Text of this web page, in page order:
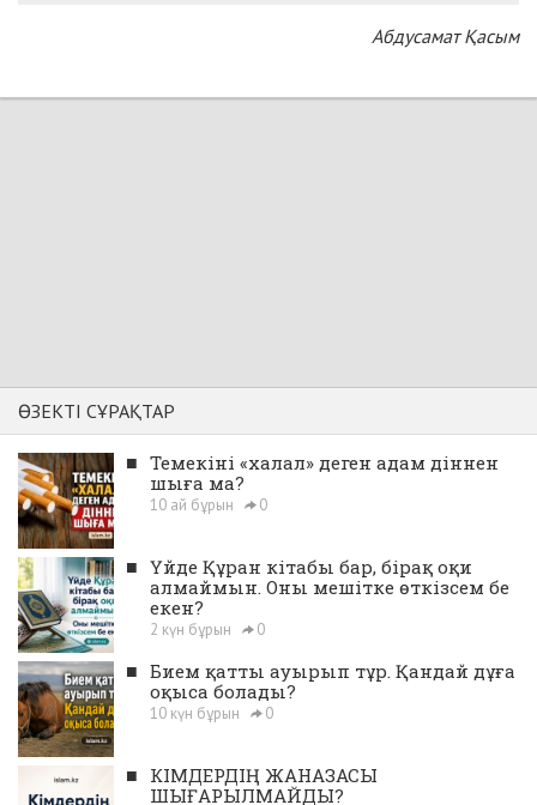
Абдусамат Қасым
ӨЗЕКТІ СҰРАҚТАР
■ Темекіні «халал» деген адам діннен
шыға ма?
10 ай бұрын 0
■ Үйде Құран кітабы бар, бірақ оқи
алмаймын. Оны мешітке өткізсем бе
екен?
2 күн бұрын 0
■ Бием қатты ауырып тұр. Қандай дұға
оқыса болады?
10 күн бұрын 0
■ КІМДЕРДІҢ ЖАНАЗАСЫ
ШЫҒАРЫЛМАЙДЫ?